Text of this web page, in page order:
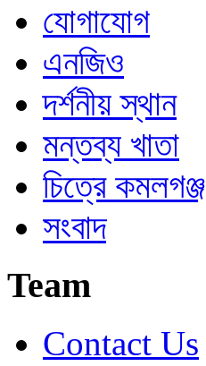
যোগাযোগ
এনজিও
দর্শনীয় স্থান
মন্তব্য খাতা
চিত্রে কমলগঞ্জ
সংবাদ
Team
Contact Us